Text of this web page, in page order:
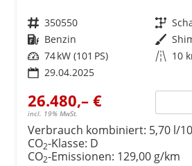
Fahrzeugnr. 350550 Getriebe
Kraftstoff Benzin Außenfarbe
Leistung 74 kW (101 PS) Kilometerstand 10
29.04.2025
26.480,– €
incl. 19% MwSt.
Verbrauch kombiniert: 5,70 l/
CO2-Klasse: D
CO2-Emissionen: 129,00 g/km